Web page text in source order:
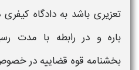
تعزیری باشد به دادگاه
باره و در رابطه با مدت
بخشنامه قوه قضاییه در